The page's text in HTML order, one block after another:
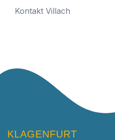
Kontakt Villach
KLAGENFURT